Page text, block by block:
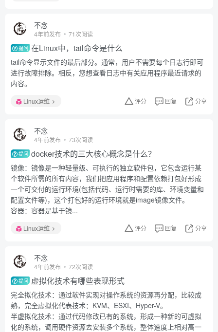
不念
4年前发布 71次阅读
提问 在Linux中，tail命令是什么
tail命令显示文件的最后部分。通常，用户不需要每个日志行即可
进行故障排除。相反，您想查看日志中有关应用程序最近请求的
内容。
Linux运维 评分 回复 分享
不念
4年前发布 73次阅读
提问 docker技术的三大核心概念是什么？
镜像：镜像是一种轻量级、可执行的独立软件包，它包含运行某
个软件所需的所有内容，我们把应用程序和配置依赖打包好形成
一个可交付的运行环境(包括代码、运行时需要的库、环境变量和
配置文件等)，这个打包好的运行环境就是image镜像文件。
容器：容器是基于镜...
Linux运维 评分 回复 分享
不念
4年前发布 72次阅读
提问 虚拟化技术有哪些表现形式
完全拟化技术：通过软件实现对操作系统的资源再分配，比较成
熟，完全虚拟化代表技术：KVM、ESXI、Hyper-V。
半虚拟化技术：通过代码修改已有的系统，形成一种新的可虚拟
化的系统，调用硬件资源去安装多个系统，整体速度上相对高一